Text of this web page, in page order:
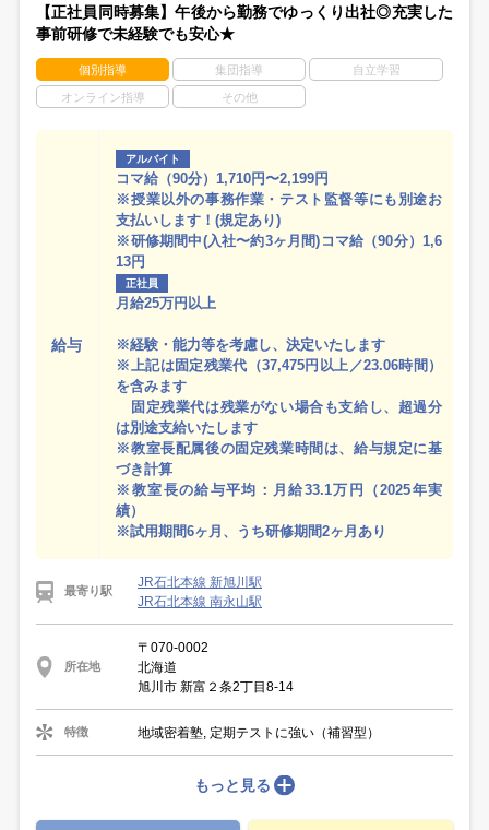
【正社員同時募集】午後から勤務でゆっくり出社◎充実した
事前研修で未経験でも安心★
個別指導 集団指導 自立学習
オンライン指導 その他
給与
アルバイト
コマ給（90分）1,710円〜2,199円
※授業以外の事務作業・テスト監督等にも別途お
支払いします！(規定あり)
※研修期間中(入社〜約3ヶ月間)コマ給（90分）1,6
13円
正社員
月給25万円以上
※経験・能力等を考慮し、決定いたします
※上記は固定残業代（37,475円以上／23.06時間）
を含みます
固定残業代は残業がない場合も支給し、超過分
は別途支給いたします
※教室長配属後の固定残業時間は、給与規定に基
づき計算
※教室長の給与平均：月給33.1万円（2025年実
績）
※試用期間6ヶ月、うち研修期間2ヶ月あり
最寄り駅
JR石北本線 新旭川駅
JR石北本線 南永山駅
所在地
〒070-0002
北海道
旭川市 新富２条2丁目8-14
特徴 地域密着塾, 定期テストに強い（補習型）
もっと見る